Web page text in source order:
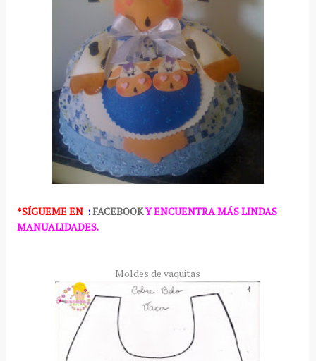
*SÍGUEMEEN :FACEBOOKY ENCUENTRA MÁS LINDAS
MANUALIDADES.
Moldes de vaquitas